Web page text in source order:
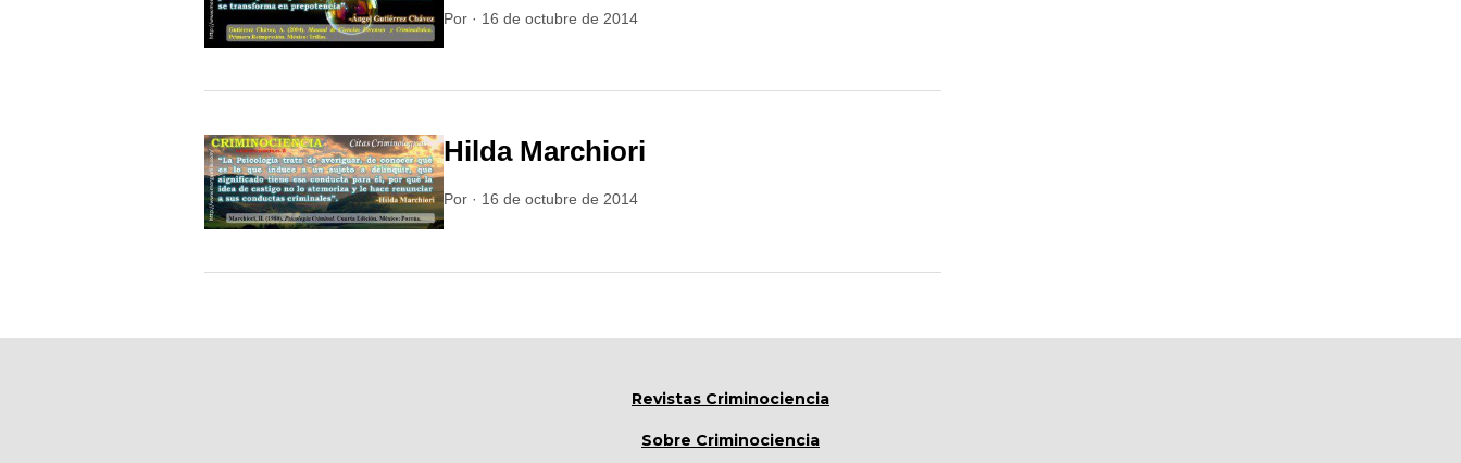
Por · 16 de octubre de 2014
Hilda Marchiori
Por · 16 de octubre de 2014
Revistas Criminociencia
Sobre Criminociencia